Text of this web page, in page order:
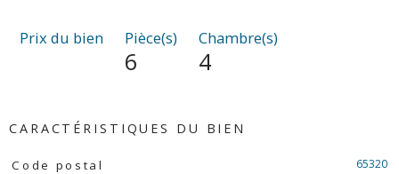
Prix du bien Pièce(s)
6
Chambre(s)
4
CARACTÉRISTIQUES DU BIEN
Caractéristiques Valeurs
Code postal 65320